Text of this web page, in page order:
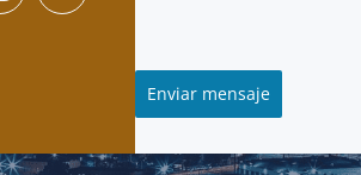
Enviar mensaje